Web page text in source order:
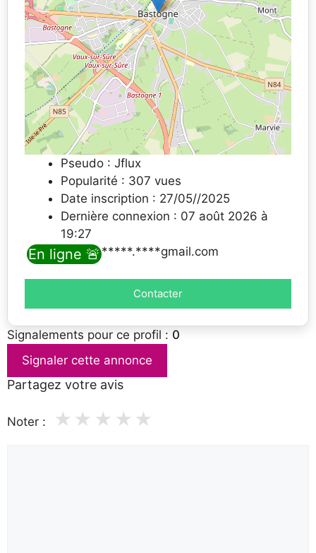
Pseudo : Jflux
Popularité : 307 vues
Date inscription : 27/05//2025
Dernière connexion : 07 août 2026 à
19:27
Email : *****.****gmail.com
En ligne 🚨
Contacter
Signalements pour ce profil : 0
Signaler cette annonce
Partagez votre avis
Noter : ★
★
★
★
★